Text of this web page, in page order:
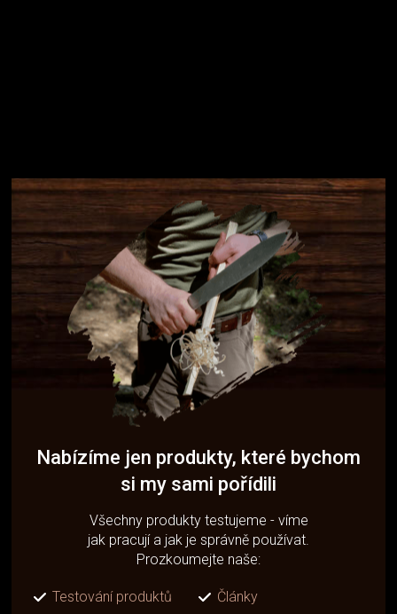
Nabízíme jen produkty, které bychom
si my sami pořídili
Všechny produkty testujeme - víme
jak pracují a jak je správně používat.
Prozkoumejte naše:
Testování produktů
Články